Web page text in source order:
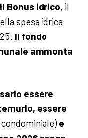
Bonus idrico, il
spesa idrica
Il fondo
ammonta
essere
essere
e